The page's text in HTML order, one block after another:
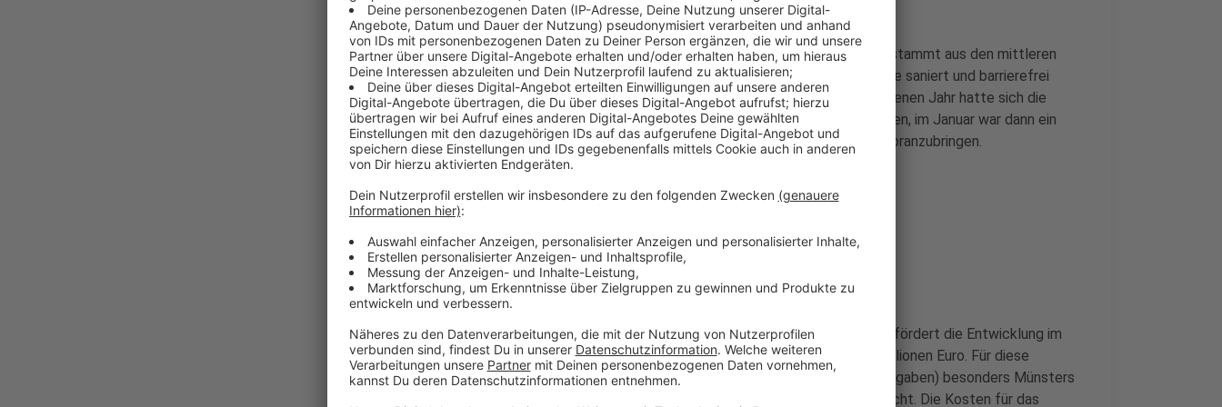
Das ehemalige Offizierskasino der York-Kaserne in Gremmendorf stammt aus den mittleren
30er Jahren. Das Gebäude steht unter Denkmalschutz und müsste saniert und barrierefrei
umgebaut werden, um zum Bürgerzentrum zu werden. Im vergangenen Jahr hatte sich die
Stadt Münster aus Kostengründen aus dem Projekt zurückgezogen, im Januar war dann ein
ehrenamtlicher Trägerverein eingesprungen, um das Bürgerhaus voranzubringen.
Förderung aus Bundesprogramm
Anzeige
Jetzt kommt das Vorhaben einen großen Schritt voran. Der Bund fördert die Entwicklung im
Rahmen der "Nationalen Projekte des Städtebaus 2024" mit 5 Millionen Euro. Für diese
Förderung aus dem Bundesprogramm hatte sich (nach eigenen Angaben) besonders Münsters
grüne Bundestagsabgeordnete Maria Klein-Schmeink stark gemacht. Die Kosten für das